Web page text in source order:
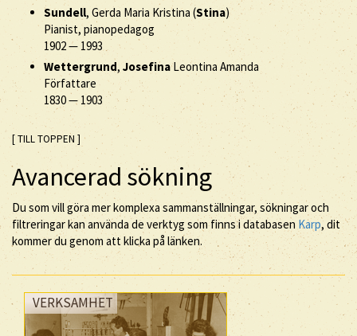
Sundell, Gerda Maria Kristina (Stina)
Pianist, pianopedagog
1902— 1993
Wettergrund, JosefinaLeontina Amanda
Författare
1830— 1903
[ TILL TOPPEN ]
Avancerad sökning
Du som vill göra mer komplexa sammanställningar, sökningar och
filtreringar kan använda de verktyg som finns i databasen Karp, dit
kommer du genom att klicka på länken.
VERKSAMHET